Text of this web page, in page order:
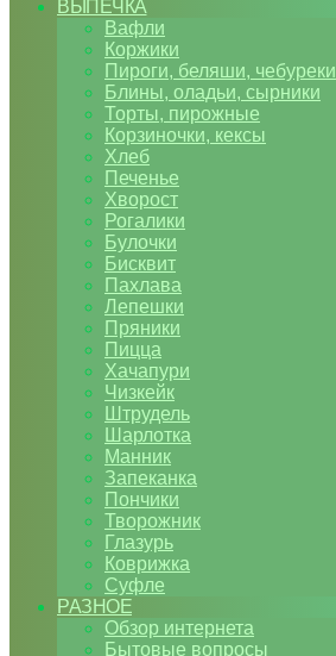
ВЫПЕЧКА
Вафли
Коржики
Пироги, беляши, чебуреки
Блины, оладьи, сырники
Торты, пирожные
Корзиночки, кексы
Хлеб
Печенье
Хворост
Рогалики
Булочки
Бисквит
Пахлава
Лепешки
Пряники
Пицца
Хачапури
Чизкейк
Штрудель
Шарлотка
Манник
Запеканка
Пончики
Творожник
Глазурь
Коврижка
Суфле
РАЗНОЕ
Обзор интернета
Бытовые вопросы